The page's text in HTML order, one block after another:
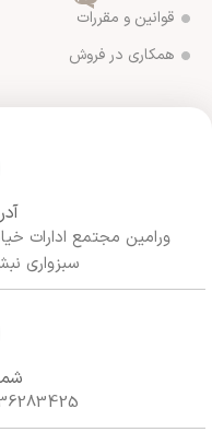
قوانین و مقررات
همکاری در فروش
ورامین مجتمع ادارات
سبزواری
- 09125915392